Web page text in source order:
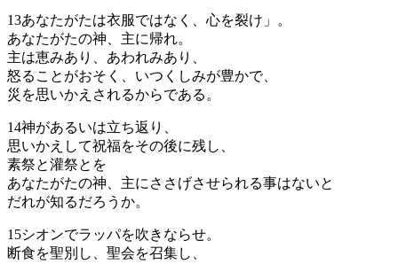
13あなたがたは衣服ではなく、心を裂け」。
あなたがたの神、主に帰れ。
主は恵みあり、あわれみあり、
怒ることがおそく、いつくしみが豊かで、
災を思いかえされるからである。
14神があるいは立ち返り、
思いかえして祝福をその後に残し、
素祭と灌祭とを
あなたがたの神、主にささげさせられる事はないと
だれが知るだろうか。
15シオンでラッパを吹きならせ。
断食を聖別し、聖会を召集し、